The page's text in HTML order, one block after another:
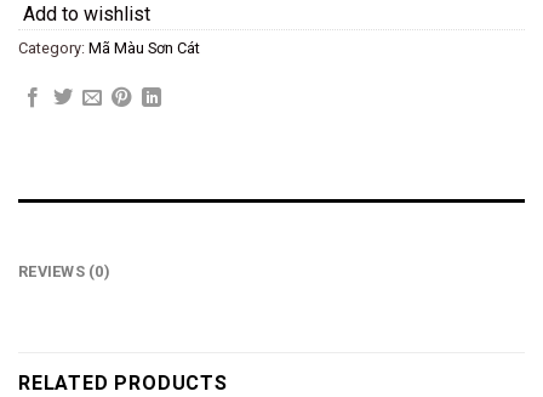
Add to wishlist
Category: Mã Màu Sơn Cát
REVIEWS (0)
RELATED PRODUCTS